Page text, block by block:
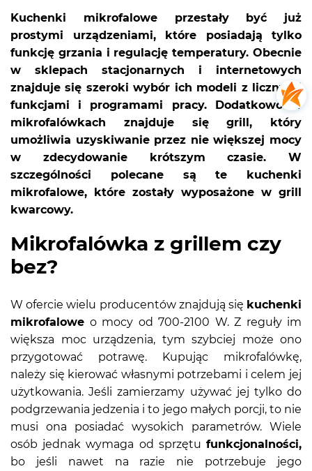
Kuchenki mikrofalowe przestały być już
prostymi urządzeniami, które posiadają tylko
funkcję grzania i regulację temperatury. Obecnie
w sklepach stacjonarnych i internetowych
znajduje się szeroki wybór ich modeli z licznymi
funkcjami i programami pracy. Dodatkowo w
mikrofalówkach znajduje się grill, który
umożliwia uzyskiwanie przez nie większej mocy
w zdecydowanie krótszym czasie. W
szczególności polecane są te kuchenki
mikrofalowe, które zostały wyposażone w grill
kwarcowy.
Mikrofalówka z grillem czy
bez?
W ofercie wielu producentów znajdują się kuchenki
mikrofalowe o mocy od 700-2100 W. Z reguły im
większa moc urządzenia, tym szybciej może ono
przygotować potrawę. Kupując mikrofalówkę,
należy się kierować własnymi potrzebami i celem jej
użytkowania. Jeśli zamierzamy używać jej tylko do
podgrzewania jedzenia i to jego małych porcji, to nie
musi ona posiadać wysokich parametrów. Wiele
osób jednak wymaga od sprzętu funkcjonalności,
bo jeśli nawet na razie nie potrzebuje jego